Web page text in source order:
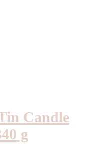
Candle
g